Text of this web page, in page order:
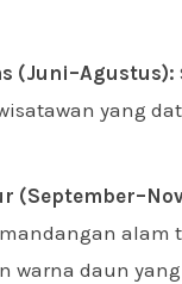
(Juni–Agustus):
yang
alam
warna daun